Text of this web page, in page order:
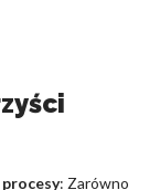
: Zarówno